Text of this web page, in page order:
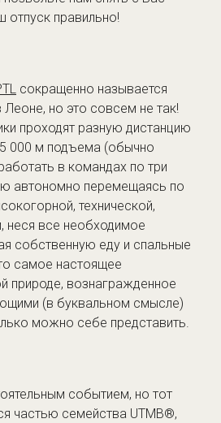
отпуск правильно!
сокращенно называется
Леоне, но это совсем не так!
проходят разную дистанцию
000 м подъема (обычно
в командах по три
автономно перемещаясь по
технической,
неся все необходимое
собственную еду и спальные
самое настоящее
природе, вознагражденное
(в буквальном смысле)
можно себе представить.
событием, но тот
частью семейства UTMB®,